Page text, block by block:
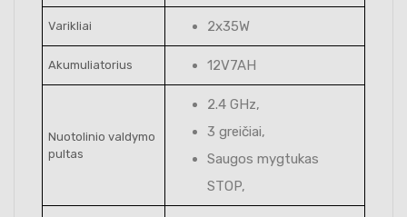
Varikliai 2x35W
Akumuliatorius 12V7AH
Nuotolinio valdymo
pultas
2.4 GHz,
3 greičiai,
Saugos mygtukas
STOP,